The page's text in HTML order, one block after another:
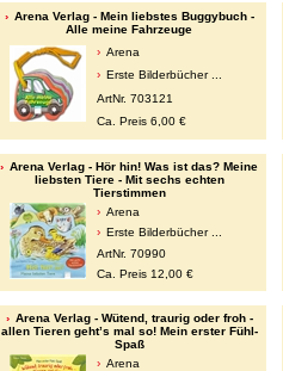
Arena Verlag - Mein liebstes Buggybuch -
Alle meine Fahrzeuge
Arena
Erste Bilderbücher ...
ArtNr. 703121
Ca. Preis 6,00 €
Arena Verlag - Hör hin! Was ist das? Meine
liebsten Tiere - Mit sechs echten
Tierstimmen
Arena
Erste Bilderbücher ...
ArtNr. 70990
Ca. Preis 12,00 €
Arena Verlag - Wütend, traurig oder froh -
allen Tieren geht’s mal so! Mein erster Fühl-
Spaß
Arena